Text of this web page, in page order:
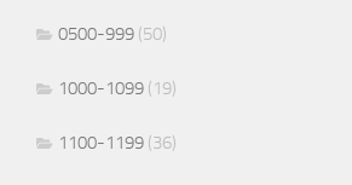
0500-999 (50)
1000-1099 (19)
1100-1199 (36)